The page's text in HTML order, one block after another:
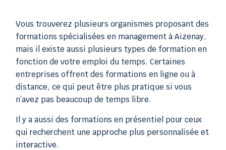
Vous trouverez plusieurs organismes proposant des
formations spécialisées en management à Aizenay,
mais il existe aussi plusieurs types de formation en
fonction de votre emploi du temps. Certaines
entreprises offrent des formations en ligne ou à
distance, ce qui peut être plus pratique si vous
n’avez pas beaucoup de temps libre.
Il y a aussi des formations en présentiel pour ceux
qui recherchent une approche plus personnalisée et
interactive.